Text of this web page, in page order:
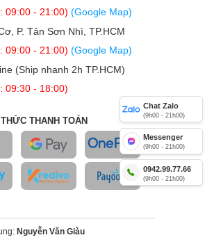
09:00 - 21:00) (Google Map)
P. Tân Sơn Nhì, TP.HCM
09:00 - 21:00) (Google Map)
(Ship nhanh 2h TP.HCM)
09:30 - 18:00)
THANH TOÁN
Nguyễn Văn Giàu
Chat Zalo
(9h00 - 21h00)
Messenger
(9h00 - 21h00)
0942.99.77.66
(9h00 - 21h00)